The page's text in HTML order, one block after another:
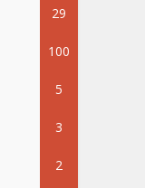
29
100
5
3
2